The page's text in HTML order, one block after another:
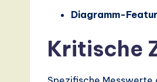
Diagramm-
Kritische